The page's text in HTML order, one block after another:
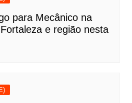
para Mecânico na
e região nesta